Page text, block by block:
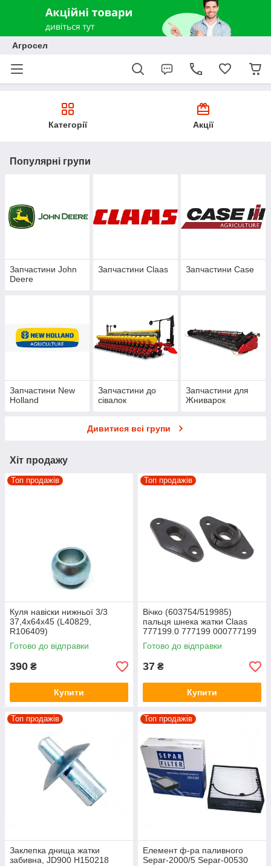
Агросел
Категорії Акції
Популярні групи
Запчастини John
Deere
Запчастини Claas Запчастини Case
Запчастини New
Holland
Запчастини до
сівалок
Запчастини для
Жниварок
Дивитися всі групи
Хіт продажу
Топ продажів
Куля навіски нижньої 3/3
37,4х64х45 (L40829,
R106409)
Готово до відправки
390 ₴
Купити
Топ продажів
Вічко (603754/519985)
пальця шнека жатки Claas
777199.0 777199 000777199
Готово до відправки
37 ₴
Купити
Топ продажів
Заклепка днища жатки
забивна, JD900 H150218
Топ продажів
Елемент ф-ра паливного
Separ-2000/5 Separ-00530